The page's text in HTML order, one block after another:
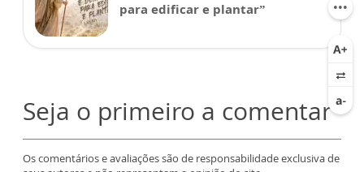
para edificar e plantar”
Seja o primeiro a comentar
Os comentários e avaliações são de responsabilidade exclusiva de